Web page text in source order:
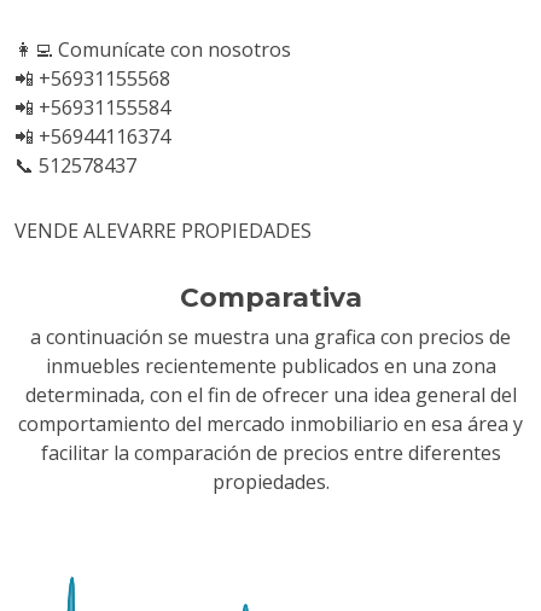
👩‍💻 Comunícate con nosotros
📲 +56931155568
📲 +56931155584
📲 +56944116374
📞 512578437
VENDE ALEVARRE PROPIEDADES
Comparativa
a continuación se muestra una grafica con precios de
inmuebles recientemente publicados en una zona
determinada, con el fin de ofrecer una idea general del
comportamiento del mercado inmobiliario en esa área y
facilitar la comparación de precios entre diferentes
propiedades.